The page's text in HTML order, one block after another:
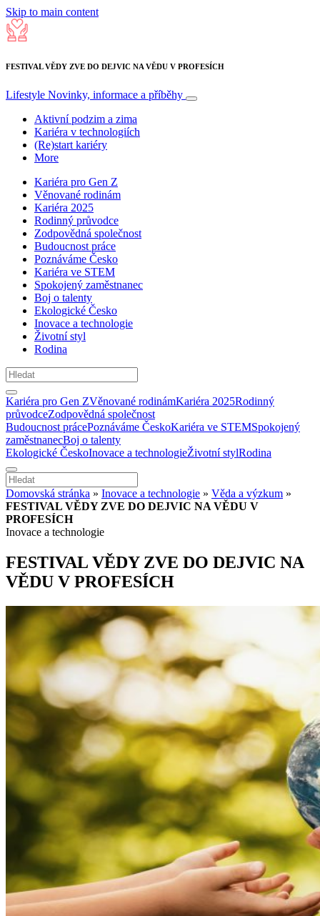
Skip to main content
FESTIVAL VĚDY ZVE DO DEJVIC NA VĚDU V PROFESÍCH
Lifestyle Novinky, informace a příběhy
Aktivní podzim a zima
Kariéra v technologiích
(Re)start kariéry
More
Kariéra pro Gen Z
Věnované rodinám
Kariéra 2025
Rodinný průvodce
Zodpovědná společnost
Budoucnost práce
Poznáváme Česko
Kariéra ve STEM
Spokojený zaměstnanec
Boj o talenty
Ekologické Česko
Inovace a technologie
Životní styl
Rodina
Kariéra pro Gen ZVěnované rodinámKariéra 2025Rodinný
průvodceZodpovědná společnost
Budoucnost prácePoznáváme ČeskoKariéra ve STEMSpokojený
zaměstnanecBoj o talenty
Ekologické ČeskoInovace a technologieŽivotní stylRodina
Domovská stránka » Inovace a technologie » Věda a výzkum »
FESTIVAL VĚDY ZVE DO DEJVIC NA VĚDU V
PROFESÍCH
Inovace a technologie
FESTIVAL VĚDY ZVE DO DEJVIC NA
VĚDU V PROFESÍCH